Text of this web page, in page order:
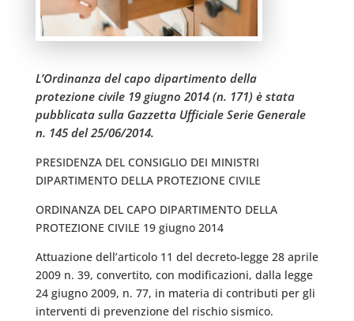
L’Ordinanza del capo dipartimento della
protezione civile 19 giugno 2014 (n. 171) è stata
pubblicata sulla Gazzetta Ufficiale Serie Generale
n. 145 del 25/06/2014.
PRESIDENZA DEL CONSIGLIO DEI MINISTRI
DIPARTIMENTO DELLA PROTEZIONE CIVILE
ORDINANZA DEL CAPO DIPARTIMENTO DELLA
PROTEZIONE CIVILE 19 giugno 2014
Attuazione dell’articolo 11 del decreto-legge 28 aprile
2009 n. 39, convertito, con modificazioni, dalla legge
24 giugno 2009, n. 77, in materia di contributi per gli
interventi di prevenzione del rischio sismico.